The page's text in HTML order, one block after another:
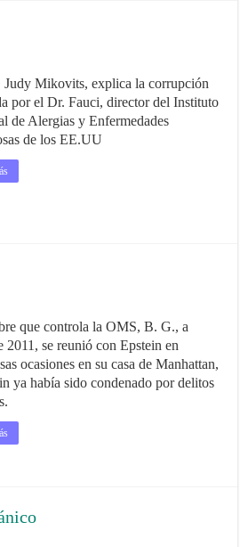
Judy Mikovits, explica la corrupción
por el Dr. Fauci, director del Instituto
de Alergias y Enfermedades
de los EE.UU
que controla la OMS, B. G., a
2011, se reunió con Epstein en
ocasiones en su casa de Manhattan,
ya había sido condenado por delitos